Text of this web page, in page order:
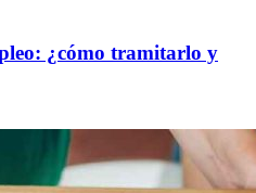
¿cómo tramitarlo y